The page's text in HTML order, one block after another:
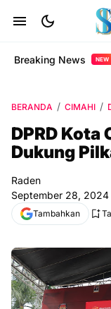
Breaking News NEW
BERANDA CIMAHI
DPRD Kota
Dukung
Raden
September 28, 2024
Tambahkan